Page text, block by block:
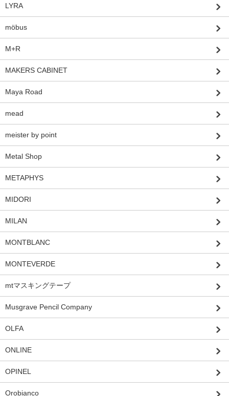
LYRA
möbus
M+R
MAKERS CABINET
Maya Road
mead
meister by point
Metal Shop
METAPHYS
MIDORI
MILAN
MONTBLANC
MONTEVERDE
mtマスキングテープ
Musgrave Pencil Company
OLFA
ONLINE
OPINEL
Orobianco